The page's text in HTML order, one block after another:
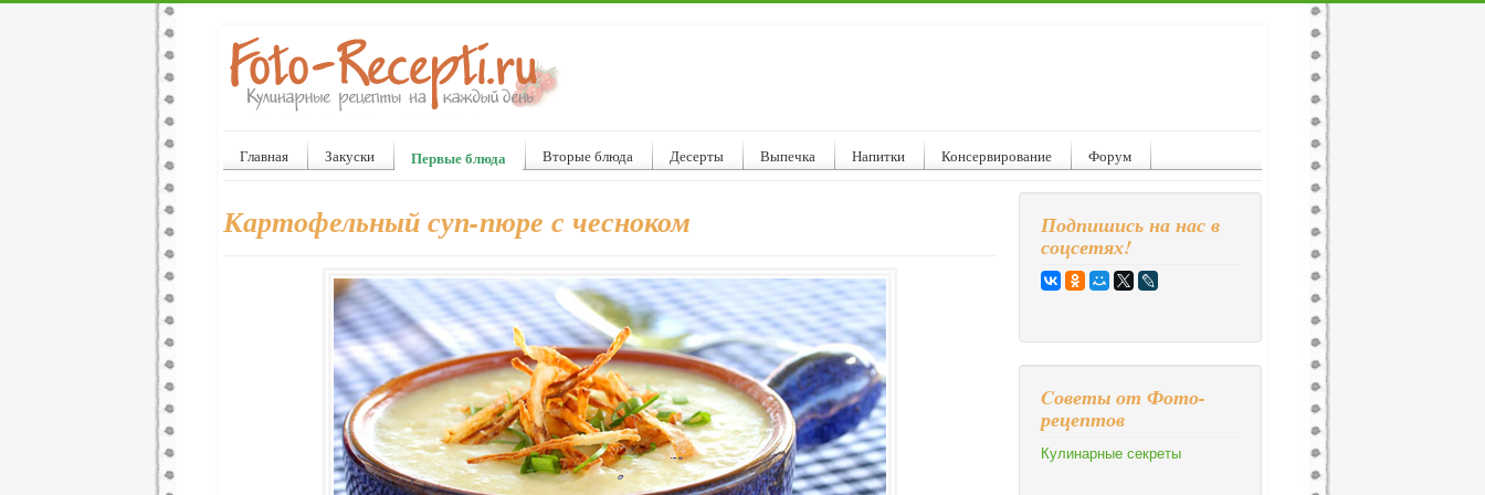
Главная Закуски Первые блюда Вторые блюда Десерты Выпечка Напитки Консервирование Форум
Картофельный суп-пюре с чесноком
Подпишись на нас в
соцсетях!
Cоветы от Фото-
рецептов
Кулинарные секреты